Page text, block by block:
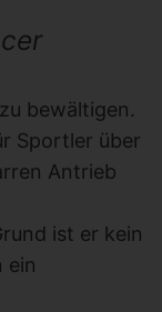
bewältigen.
Sportler über
Antrieb
ist er kein
ein